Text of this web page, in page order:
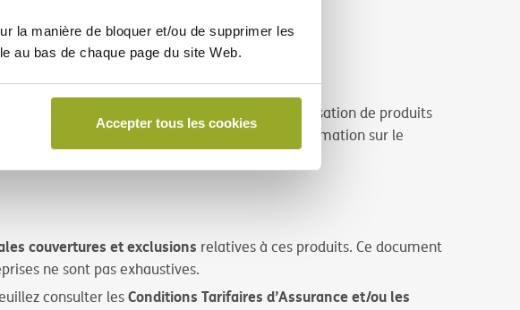
la manière de bloquer et/ou de supprimer les
au bas de chaque page du site Web.
Accepter tous les cookies
matière d'information lors de la commercialisation de produits
produits, veuillez consulter le document d'information sur le
couvertures et exclusions relatives à ces produits. Ce document
ne sont pas exhaustives.
consulter lesConditions Tarifaires d’Assurance et/ou les